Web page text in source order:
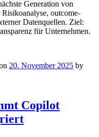
Generation von
outcome-
Datenquellen. Ziel:
für Unternehmen.
20. November 2025 by
Copilot